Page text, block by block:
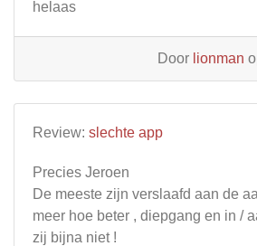
helaas
Door lionman
Review: slechte app
Precies Jeroen
De meeste zijn verslaafd aan de
meer hoe beter , diepgang en in /
zij bijna niet !